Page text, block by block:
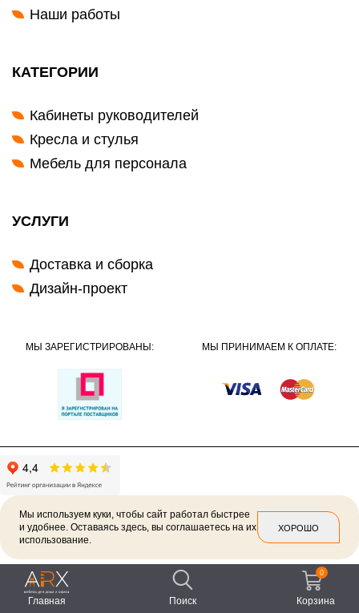
Наши работы
КАТЕГОРИИ
Кабинеты руководителей
Кресла и стулья
Мебель для персонала
УСЛУГИ
Доставка и сборка
Дизайн-проект
МЫ ЗАРЕГИСТРИРОВАНЫ: МЫ ПРИНИМАЕМ К ОПЛАТЕ:
2026 © Политика конфиденциальности
Главная Поиск
0
Корзина
Мы используем куки, чтобы сайт работал быстрее
и удобнее. Оставаясь здесь, вы соглашаетесь на их
использование.
ХОРОШО